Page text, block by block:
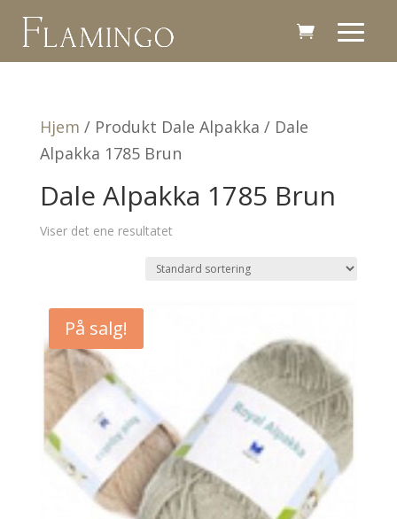
Hjem / Produkt Dale Alpakka / Dale
Alpakka 1785 Brun
Dale Alpakka 1785 Brun
Viser det ene resultatet
På salg!